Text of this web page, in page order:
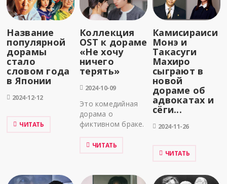
Название
популярной
дорамы
стало
словом года
в Японии
2024-12-12
ЧИТАТЬ
Коллекция
OST к дораме
«Не хочу
ничего
терять»
2024-10-09
Это комедийная
дорама о
фиктивном браке.
ЧИТАТЬ
Камисираиси
Монэ и
Такасуги
Махиро
сыграют в
новой
дораме об
адвокатах и
сёги...
2024-11-26
ЧИТАТЬ